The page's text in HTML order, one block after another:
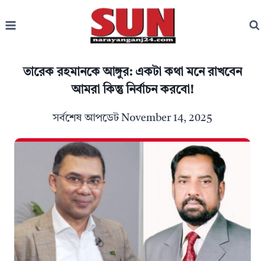
to
তারেক রহমানকে আঙ্গুর: একটা কথা মনে রাখবেন
আমরা কিন্তু নির্বাচন করবো!
সর্বশেষ আপডেট November 14, 2025